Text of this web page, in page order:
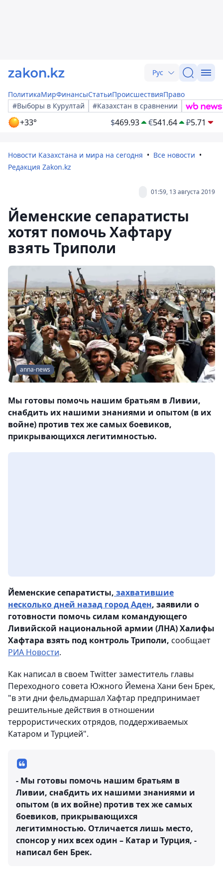
Рус
ПолитикаМирФинансыСтатьиПроисшествияПраво
#Выборы в Курултай
#Казахстан в сравнении
+33° $469.93 €541.64 ₽5.71
Новости Казахстана и мира на сегодня
Все новости
Редакция Zakon.kz
01:59, 13 августа 2019
Йеменские сепаратисты
хотят помочь Хафтару
взять Триполи
anna-news
Мы готовы помочь нашим братьям в Ливии,
снабдить их нашими знаниями и опытом (в их
войне) против тех же самых боевиков,
прикрывающихся легитимностью.
Йеменские сепаратисты, захватившие
несколько дней назад город Аден, заявили о
готовности помочь силам командующего
Ливийской национальной армии (ЛНА) Халифы
Хафтара взять под контроль Триполи, сообщает
РИА Новости.
Как написал в своем Twitter заместитель главы
Переходного совета Южного Йемена Хани бен Брек,
"в эти дни фельдмаршал Хафтар предпринимает
решительные действия в отношении
террористических отрядов, поддерживаемых
Катаром и Турцией".
- Мы готовы помочь нашим братьям в
Ливии, снабдить их нашими знаниями и
опытом (в их войне) против тех же самых
боевиков, прикрывающихся
легитимностью. Отличается лишь место,
спонсор у них всех один – Катар и Турция, -
написал бен Брек.